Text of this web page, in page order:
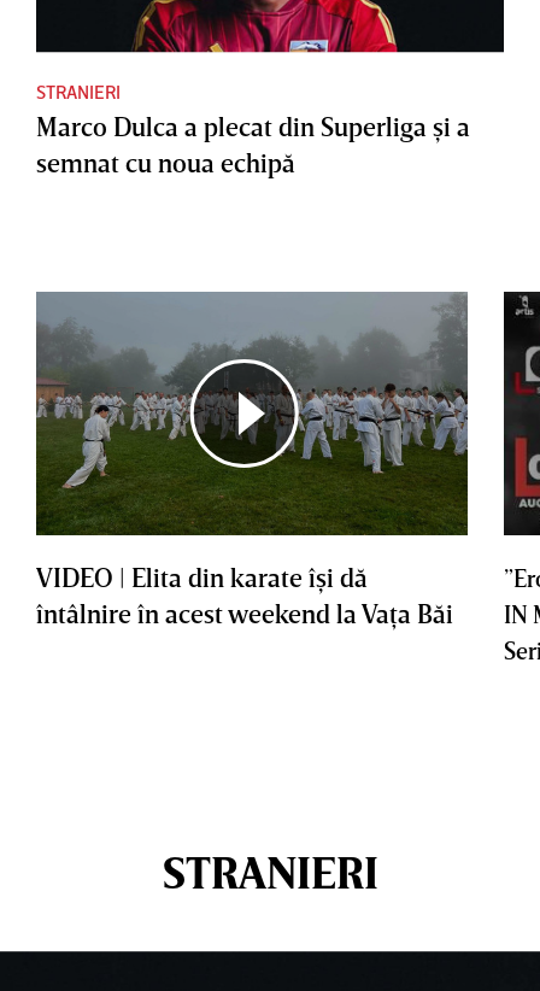
STRANIERI
Marco Dulca a plecat din Superliga şi a
semnat cu noua echipă
VIDEO | Elita din karate îşi dă
întâlnire în acest weekend la Vaţa Băi
IN
STRANIERI